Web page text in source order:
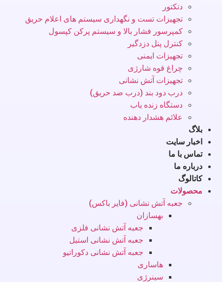
دتکتور
تجهیزات تست و نگهداری سیستم های اعلام حریق
کمپرسور فشار بالا و سیستم پرکن کپسول
کنترل پنل دزدگیر
تجهیزات ایمنی
چراغ قوه شارژی
تجهیزات آتش نشانی
درب دود بند (درب ضد حریق)
دستگاه زنده یاب
علائم هشدار دهنده
بلاگ
اخبار سایت
تماس با ما
درباره ما
کاتالوگ
محصولات
جعبه آتش نشانی (فایر باکس)
بهسازان
جعبه آتش نشانی فلزی
جعبه آتش نشانی استیل
جعبه آتش نشانی دکوراتیو
هاساری
سینرژی